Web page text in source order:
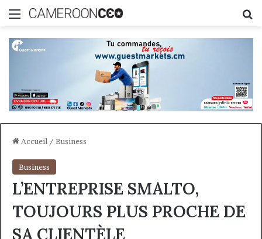
Menu
Accueil / Business
Business
L’ENTREPRISE SMALTO,
TOUJOURS PLUS PROCHE DE
SA CLIENTÈLE